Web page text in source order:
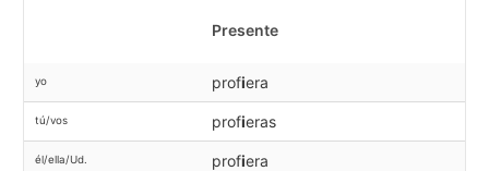
Presente
yo profiera
tú/vos profieras
él/ella/Ud. profiera